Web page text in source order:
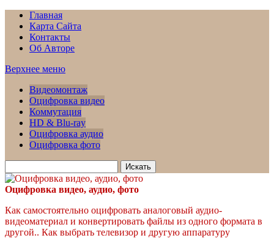
Главная
Карта Сайта
Контакты
Об Авторе
Верхнее меню
Видеомонтаж
Оцифровка видео
Коммутация
HD & Blu-ray
Оцифровка аудио
Оцифровка фото
для:
Оцифровка видео, аудио, фото
Как самостоятельно оцифровать аналоговый аудио-
видеоматериал и конвертировать файлы из одного формата в
другой.. Как выбрать телевизор и другую аппаратуру